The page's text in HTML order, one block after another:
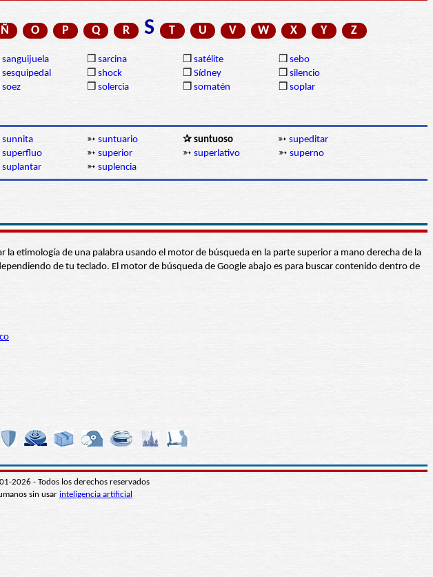
Ñ O P Q R S T U V W X Y Z
sanguijuela ❒ sarcina ❒ satélite ❒ sebo
sesquipedal ❒ shock ❒ Sídney ❒ silencio
soez ❒ solercia ❒ somatén ❒ soplar
sunnita ➳ suntuario ✰ suntuoso ➳ supeditar
superfluo ➳ superior ➳ superlativo ➳ superno
suplantar ➳ suplencia
etimología de una palabra usando el motor de búsqueda en la parte superior a mano derecha de la
de tu teclado. El motor de búsqueda de Google abajo es para buscar contenido dentro de
2026 - Todos los derechos reservados
sin usar inteligencia artificial